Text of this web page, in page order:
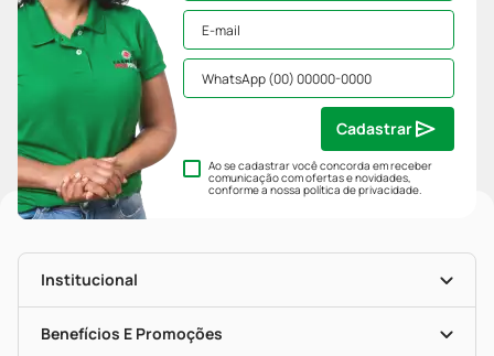
Ao se cadastrar você concorda em receber
comunicação com ofertas e novidades,
conforme a nossapolítica de privacidade.
Cadastrar
Institucional
História
Nossas Lojas
Benefícios E Promoções